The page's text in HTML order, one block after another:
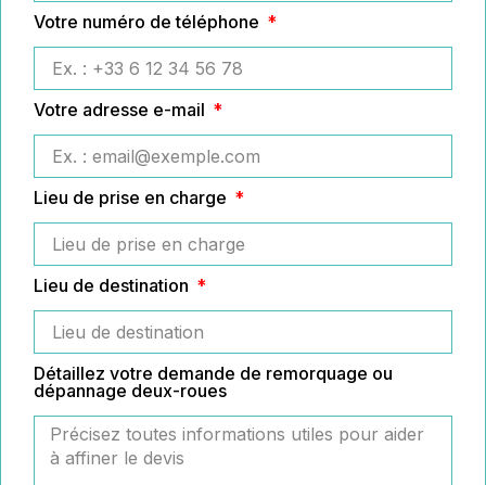
Votre numéro de téléphone
Votre adresse e-mail
Lieu de prise en charge
Lieu de destination
Détaillez votre demande de remorquage ou
dépannage deux-roues